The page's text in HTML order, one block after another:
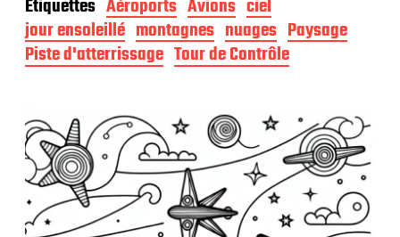
d
e
p
u
i
c
a
t
i
o
n
Étiquettes Aéroports Avions ciel
jour ensoleillé montagnes nuages Paysage
Piste d'atterrissage Tour de Contrôle